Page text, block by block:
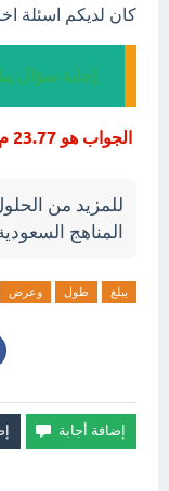
كان لديكم اسئلة
إجابة سؤال
الجواب هو 23.77 م. 8.2 متر.
للمزيد من
المناهج
يبلغ طول وعرض